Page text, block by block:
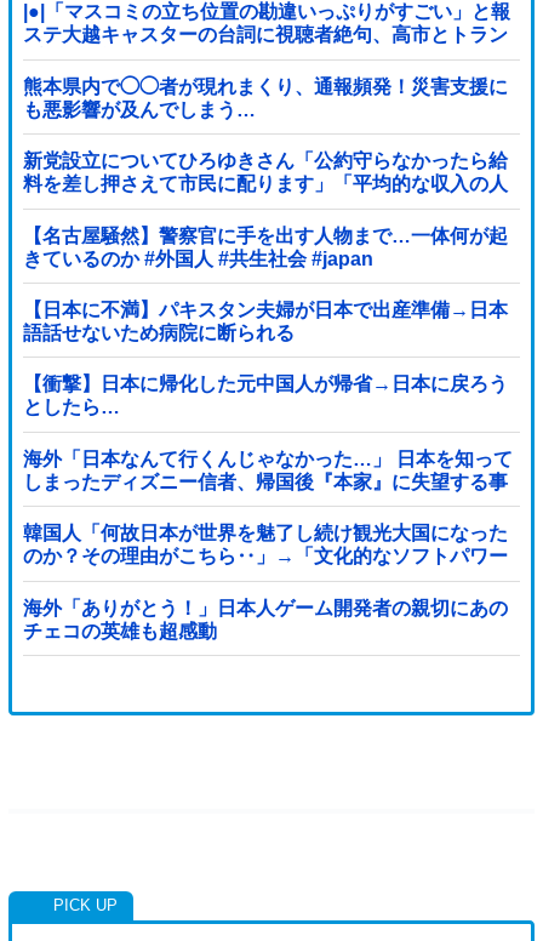
|●|「マスコミの立ち位置の勘違いっぷりがすごい」と報
ステ大越キャスターの台詞に視聴者絶句、高市とトラン
プを同列視させようという思惑がひしひしと
熊本県内で◯◯者が現れまくり、通報頻発！災害支援に
も悪影響が及んでしまう…
新党設立についてひろゆきさん「公約守らなかったら給
料を差し押さえて市民に配ります」「平均的な収入の人
が結婚できるようにしなければならない」
【名古屋騒然】警察官に手を出す人物まで…一体何が起
きているのか #外国人 #共生社会 #japan
【日本に不満】パキスタン夫婦が日本で出産準備→日本
語話せないため病院に断られる
【衝撃】日本に帰化した元中国人が帰省→日本に戻ろう
としたら…
海外「日本なんて行くんじゃなかった…」 日本を知って
しまったディズニー信者、帰国後『本家』に失望する事
態に
韓国人「何故日本が世界を魅了し続け観光大国になった
のか？その理由がこちら‥」→「文化的なソフトパワー
が凄い」
海外「ありがとう！」日本人ゲーム開発者の親切にあの
チェコの英雄も超感動